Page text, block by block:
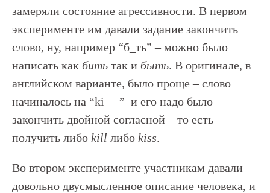
замеряли состояние агрессивности. В первом
эксперименте им давали задание закончить
слово, ну, например “б_ть” – можно было
написать как бить так и быть. В оригинале, в
английском варианте, было проще – слово
начиналось на “ki_ _” и его надо было
закончить двойной согласной – то есть
получить либо kill либо kiss.
Во втором эксперименте участникам давали
довольно двусмысленное описание человека, и